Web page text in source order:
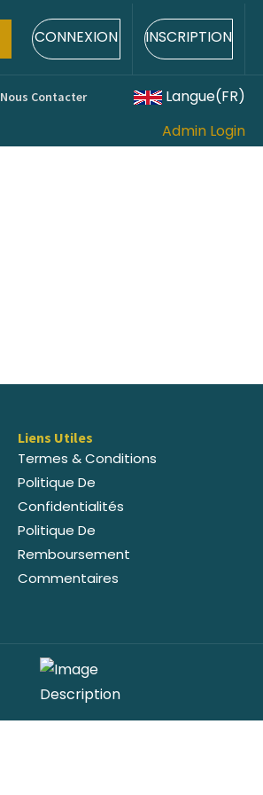
CONNEXION INSCRIPTION
Nous Contacter Langue(FR)
Admin Login
Liens Utiles
Termes & Conditions
Politique De
Confidentialités
Politique De
Remboursement
Commentaires